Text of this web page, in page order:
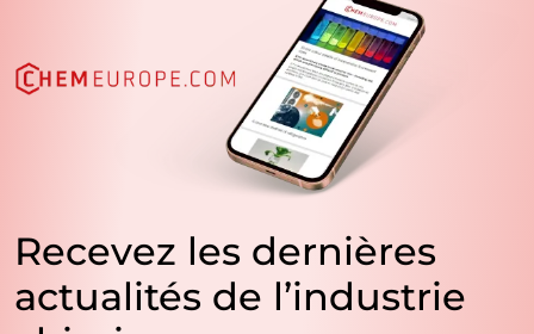
Recevez les dernières
actualités de l’industrie